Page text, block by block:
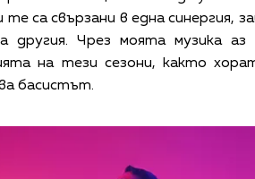
те са свързани в една синергия,
Чрез моята музика аз
на тези сезони, както
басистът.